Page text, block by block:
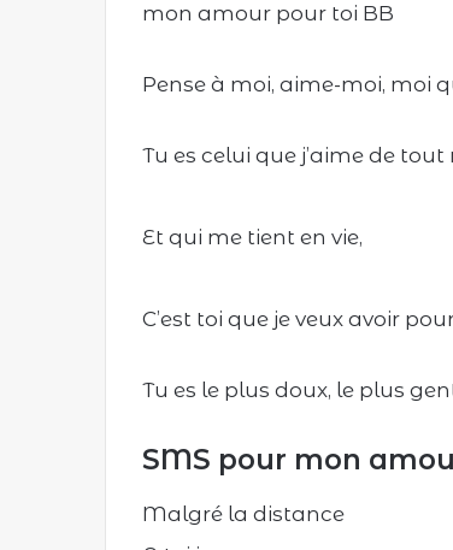
mon amour pour toi BB
Pense à moi, aime-moi, moi
Tu es celui que j’aime de
Et qui me tient en vie,
C’est toi que je veux avoir
Tu es le plus doux, le plus
SMS pour mon
Malgré la distance